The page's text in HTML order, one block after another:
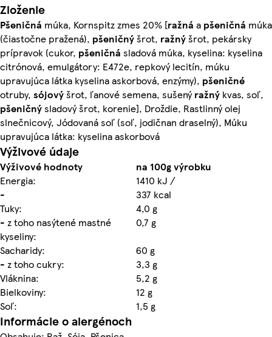
Zloženie
Pšeničná múka, Kornspitz zmes 20% [ražná a pšeničná múka
(čiastočne pražená), pšeničnýšrot, ražnýšrot, pekársky
prípravok (cukor, pšeničná sladová múka, kyselina: kyselina
citrónová, emulgátory: E472e, repkový lecitín, múku
upravujúca látka kyselina askorbová, enzýmy), pšeničné
otruby, sójovýšrot, ľanové semena, sušenýražný kvas, soľ,
pšeničnýsladový šrot, korenie], Droždie, Rastlinný olej
slnečnicový, Jódovaná soľ (soľ, jodičnan draselný), Múku
upravujúca látka: kyselina askorbová
Výživové údaje
Výživové hodnoty
na 100g výrobku
Energia:
1410 kJ /
-
337 kcal
Tuky:
4,0 g
- z toho nasýtené mastné
kyseliny:
0,7 g
Sacharidy:
60 g
- z toho cukry:
3,3 g
Vláknina:
5,2 g
Bielkoviny:
12 g
Soľ:
1,5 g
Informácie o alergénoch